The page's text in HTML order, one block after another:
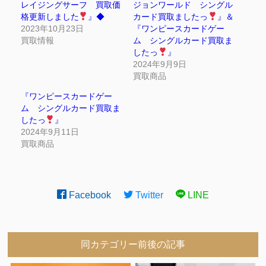
レイジングサーフ 買取価
格更新しました
』◆
2023年10月23日
買取情報
ジョンワールド シングル
カード買取ましたっ
』＆
『ワンピースカードゲー
ム シングルカード買取ま
したっ
』
2024年9月9日
買取商品
『ワンピースカードゲー
ム シングルカード買取ま
したっ
』
2024年9月11日
買取商品
Facebook Twitter LINE
同カテゴリー前後の記事